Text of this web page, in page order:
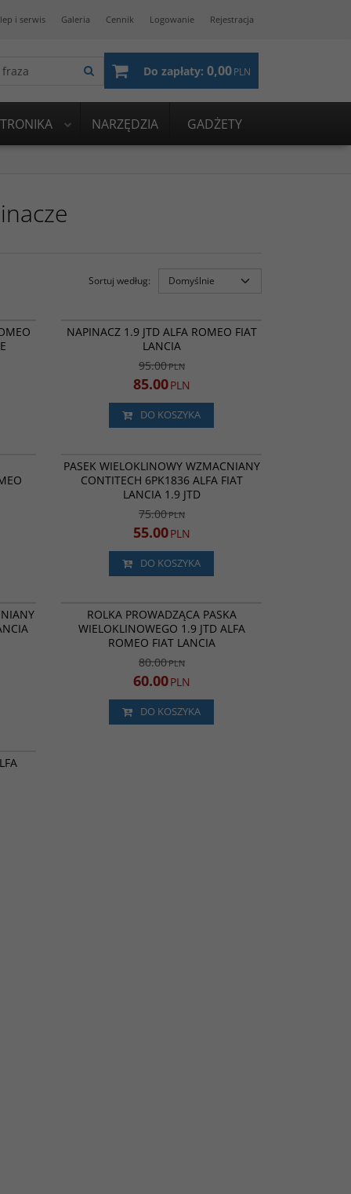
i serwis Galeria Cennik Logowanie Rejestracja
Do zapłaty: 0,00PLN
NARZĘDZIA GADŻETY
Sortuj według:
BESTSELLER PROMOCJA
NAPINACZ 1.9 JTD ALFA ROMEO FIAT
LANCIA
95.00PLN
85.00PLN
DO KOSZYKA
BESTSELLER PROMOCJA
PASEK WIELOKLINOWY WZMACNIANY
CONTITECH 6PK1836 ALFA FIAT
LANCIA 1.9 JTD
75.00PLN
55.00PLN
DO KOSZYKA
BESTSELLER PROMOCJA
ROLKA PROWADZĄCA PASKA
WIELOKLINOWEGO 1.9 JTD ALFA
ROMEO FIAT LANCIA
80.00PLN
60.00PLN
DO KOSZYKA